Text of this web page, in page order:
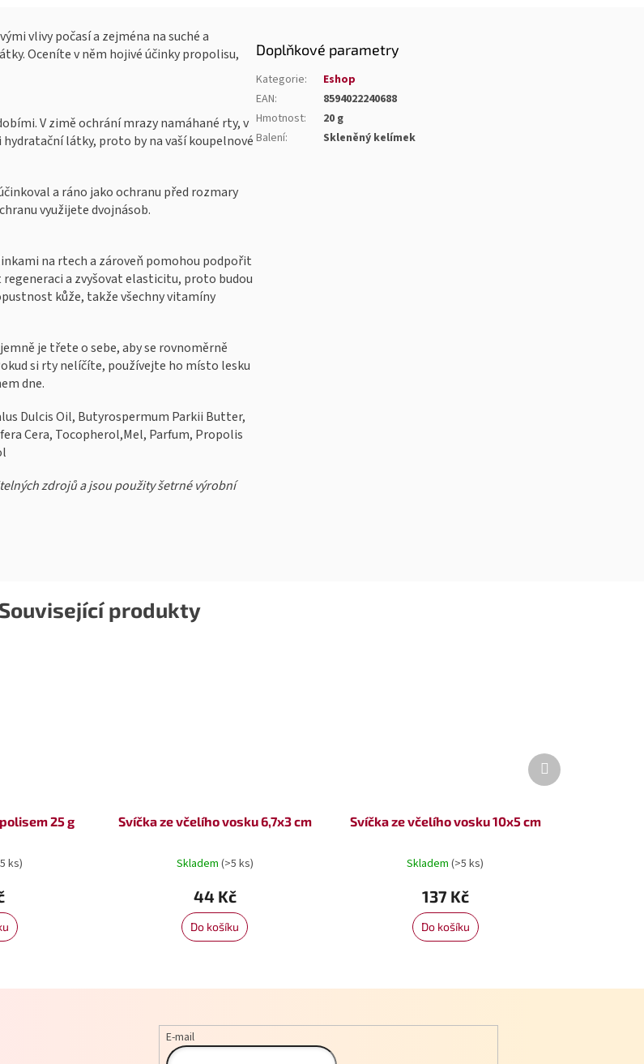
Související produkty
25 g
ks)
Svíčka ze včelího vosku 6,7x3 cm
Skladem (>5 ks)
44 Kč
Do košíku
Svíčka ze včelího vosku 10x5 cm
Skladem(>5 ks)
137 Kč
Do košíku
Další
produkt
vlivy počasí a zejména na suché a
Oceníte v něm hojivé účinky propolisu,
V zimě ochrání mrazy namáhané rty, v
látky, proto by na vaší koupelnové
a ráno jako ochranu před rozmary
využijete dvojnásob.
na rtech a zároveň pomohou podpořit
a zvyšovat elasticitu, proto budou
kůže, takže všechny vitamíny
je třete o sebe, aby se rovnoměrně
si rty nelíčíte, používejte ho místo lesku
dne.
Dulcis Oil, Butyrospermum Parkii Butter,
Cera, Tocopherol,Mel, Parfum, Propolis
zdrojů a jsou použity šetrné výrobní
Doplňkové parametry
Kategorie:
Eshop
EAN:
8594022240688
Hmotnost:
20 g
Balení: Skleněný kelímek
E-mail